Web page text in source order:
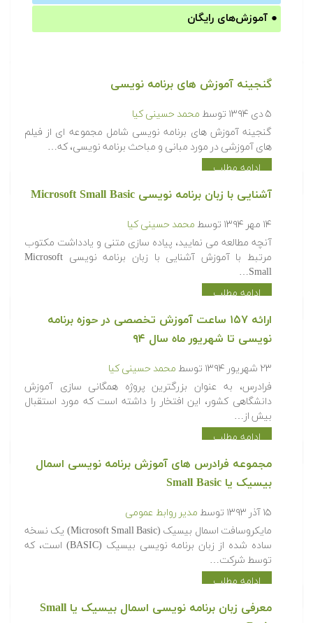
● آموزش‌های رایگان
گنجینه آموزش های برنامه نویسی
۵ دی ۱۳۹۴ توسط محمد حسینی کیا
گنجینه آموزش های برنامه نویسی شامل مجموعه ای از فیلم
های آموزشی در مورد مبانی و مباحث برنامه نویسی، که…
ادامه مطلب
آشنایی با زبان برنامه نویسی Microsoft Small Basic
۱۴ مهر ۱۳۹۴ توسط محمد حسینی کیا
آنچه مطالعه می نمایید، پیاده سازی متنی و یادداشت مکتوب
مرتبط با آموزش آشنایی با زبان برنامه نویسی Microsoft
Small…
ادامه مطلب
ارائه ۱۵۷ ساعت آموزش تخصصی در حوزه برنامه
نویسی تا شهریور ماه سال ۹۴
۲۳ شهریور ۱۳۹۴ توسط محمد حسینی کیا
فرادرس، به عنوان بزرگترین پروژه همگانی سازی آموزش
دانشگاهی کشور، این افتخار را داشته است که مورد استقبال
بیش از…
ادامه مطلب
مجموعه فرادرس های آموزش برنامه نویسی اسمال
بیسیک یا Small Basic
۱۵ آذر ۱۳۹۳ توسط مدیر روابط عمومی
مایکروسافت اسمال بیسیک (Microsoft Small Basic) یک نسخه
ساده شده از زبان برنامه نویسی بیسیک (BASIC) است، که
توسط شرکت…
ادامه مطلب
معرفی زبان برنامه نویسی اسمال بیسیک یا Small